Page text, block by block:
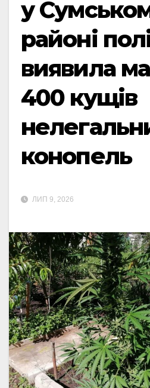
у
районі
виявила
400 кущів
конопель
ЛИП 9, 2026